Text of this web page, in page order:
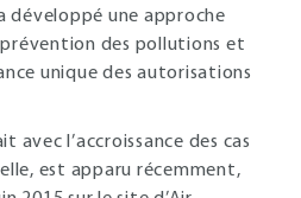
développé une approche
des pollutions et
unique des autorisations
avec l’accroissance des cas
est apparu récemment,